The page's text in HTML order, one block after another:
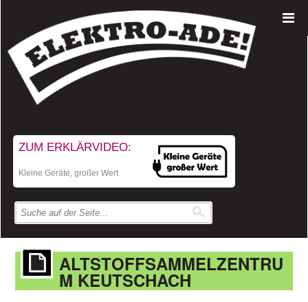
ZUM ERKLÄRVIDEO:
Kleine Geräte, großer Wert
ALTSTOFFSAMMELZENTRU
M KEUTSCHACH